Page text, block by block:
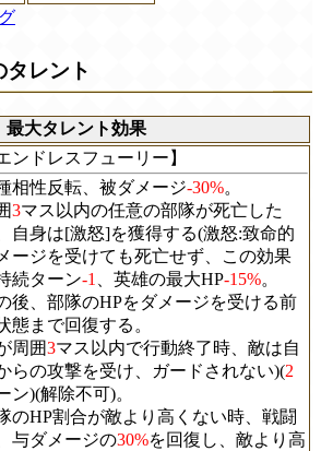
タレント
最大タレント効果
ンドレスフューリー】
相性反転、被ダメージ-30%。
3マス以内の任意の部隊が死亡した
自身は[激怒]を獲得する(激怒:致命的
ージを受けても死亡せず、この効果
続ターン-1 、英雄の最大HP-15%。
後、部隊のHPをダメージを受ける前
態まで回復する。
周囲3マス以内で行動終了時、敵は自
らの攻撃を受け、ガードされない)(2
ン)(解除不可)。
のHP割合が敵より高くない時、戦闘
与ダメージの30%を回復し、敵より高